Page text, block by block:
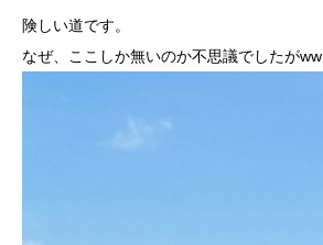
険しい道です。
なぜ、ここしか無いのか不思議でしたがww